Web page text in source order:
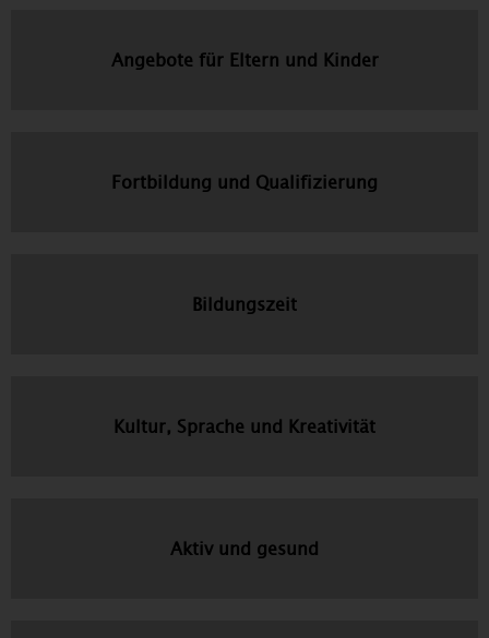
Angebote für Eltern und Kinder
Fortbildung und Qualifizierung
Bildungszeit
Kultur, Sprache und Kreativität
Aktiv und gesund